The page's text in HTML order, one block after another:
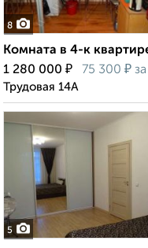
8
Комната в 4-к
1 280 000 ₽ 75 300 ₽
Трудовая 14А
5